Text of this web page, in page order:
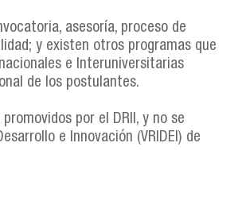
asesoría, proceso de
y existen otros programas que
e Interuniversitarias
de los postulantes.
por el DRII, y no se
e Innovación (VRIDEI) de